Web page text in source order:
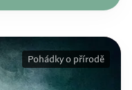
Pohádky o přírodě